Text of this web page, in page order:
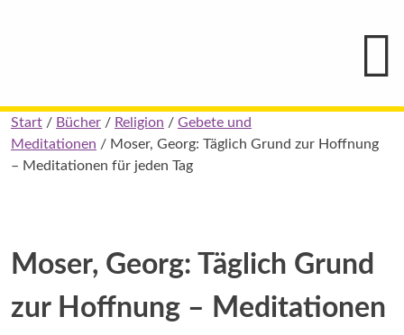
Pauline
von
Mallinckrodt
Skip
to
content
Start / Bücher / Religion / Gebete und
Meditationen / Moser, Georg: Täglich Grund zur Hoffnung
– Meditationen für jeden Tag
Moser, Georg: Täglich Grund
zur Hoffnung – Meditationen